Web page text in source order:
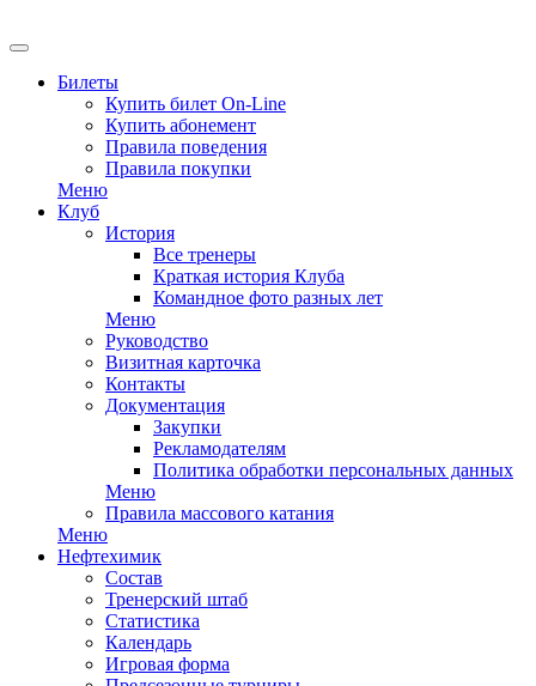
Билеты
Купить билет On-Line
Купить абонемент
Правила поведения
Правила покупки
Меню
Клуб
История
Все тренеры
Краткая история Клуба
Командное фото разных лет
Меню
Руководство
Визитная карточка
Контакты
Документация
Закупки
Рекламодателям
Политика обработки персональных данных
Меню
Правила массового катания
Меню
Нефтехимик
Состав
Тренерский штаб
Статистика
Календарь
Игровая форма